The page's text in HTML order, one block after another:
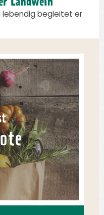
Landwein
lebendig begleitet er